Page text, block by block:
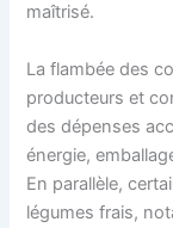
maîtrisé.
La flambée des
producteurs et
des dépenses
énergie,
En parallèle,
légumes frais,